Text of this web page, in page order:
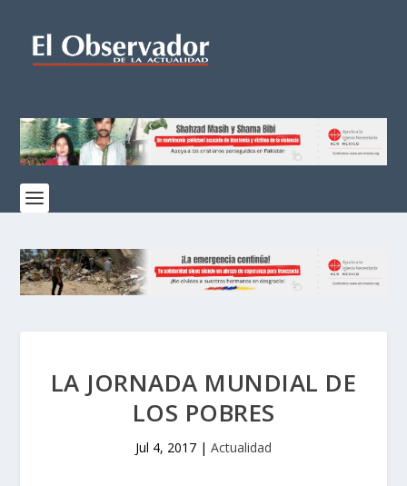
LA JORNADA MUNDIAL DE
LOS POBRES
Jul 4, 2017 | Actualidad